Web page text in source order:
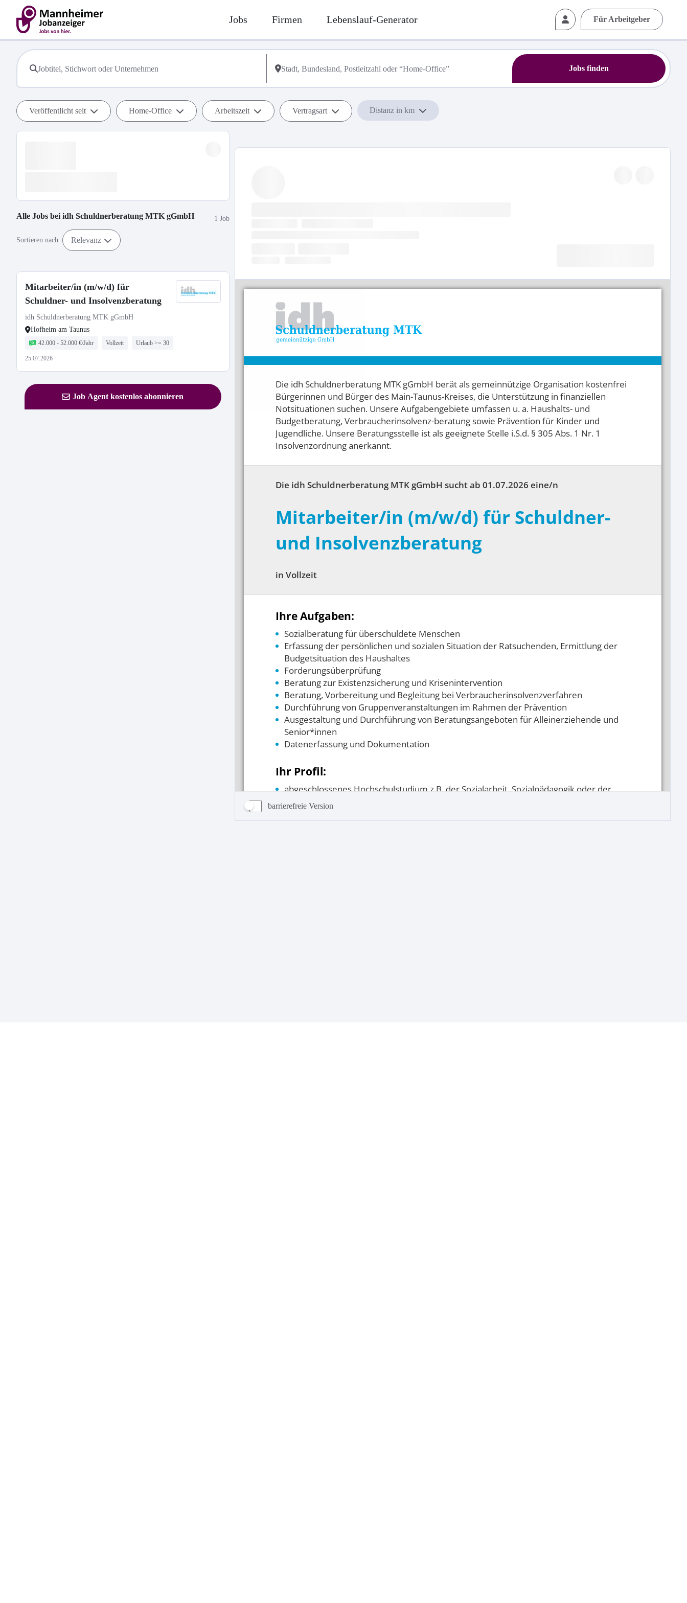
Jobs Firmen Lebenslauf-Generator Für Arbeitgeber
Jobs finden
Veröffentlicht seit Home-Office Arbeitszeit Vertragsart Distanz in km
Alle Jobs bei idh Schuldnerberatung MTK gGmbH 1 Job
Sortieren nach Relevanz
Mitarbeiter/in (m/w/d) für
Schuldner- und Insolvenzberatung
idh Schuldnerberatung MTK gGmbH
Hofheim am Taunus
42.000 - 52.000 €/Jahr Vollzeit Urlaub >= 30
25.07.2026
Job Agent kostenlos abonnieren
barrierefreie Version